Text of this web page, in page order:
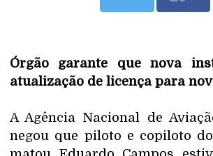
Órgão garante que nova
atualização de licença para
A Agência Nacional de
negou que piloto e copiloto